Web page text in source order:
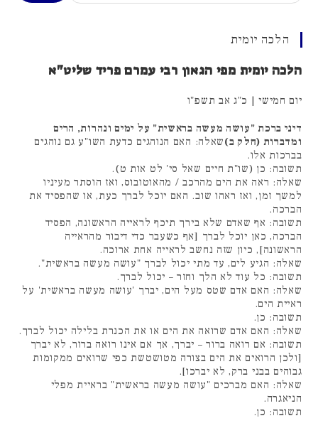
הלכה יומית
הלכה יומית מפי הגאון רבי עמרם פריד שליט"א
יום חמישי | כ"ג אב תשפ"ו
דיני ברכת "עושה מעשה בראשית" על ימים ונהרות, הרים
ומדברות (חלק ב)שאלה: האם הנוהגים כדעת השו"ע גם נוהגים
בברכות אלו.
תשובה: כן (שו"ת חיים שאל סי' לט אות ט).
שאלה: ראה את הים מהרכב / מהאוטובוס, ואז הוסתר מעיניו
למשך זמן, ואז ראהו שוב. האם יוכל לברך כעת, או שהפסיד את
הברכה.
תשובה: אף שאדם שלא בירך תיכף לראייה הראשונה, הפסיד
הברכה, כאן יוכל לברך [אף כשעבר כדי דיבור מהראייה
הראשונה], כיון שזה נחשב לראייה אחת ארוכה.
שאלה: הגיע לים, עד מתי יכול לברך "עושה מעשה בראשית".
תשובה: כל עוד לא הלך וחזר – יכול לברך.
שאלה: האם אדם שטס מעל הים, יברך 'עושה מעשה בראשית' על
ראיית הים.
תשובה: כן.
שאלה: האם אדם שרואה את הים או את הכנרת בלילה יכול לברך.
תשובה: אם רואה ברור – יברך, אך אם אינו רואה ברור, לא יברך
[ולכן הרואים את הים בצורה מטושטשת כפי שרואים ממקומות
גבוהים בבני ברק, לא יברכו].
שאלה: האם מברכים "עושה מעשה בראשית" בראיית מפלי
הניאגרה.
תשובה: כן.